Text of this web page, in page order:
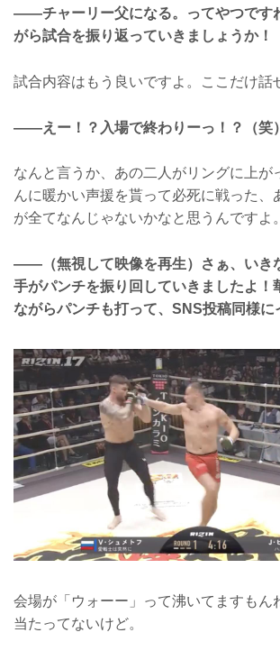
――チャーリー父になる。ってやつです
がら試合を振り返っていきましょうか！
試合内容はもう良いですよ。ここだけ話
――えー！？入場で終わりーっ！？（笑）
なんと言うか、あの二人がリングに上が
んに暖かい声援を貰って必死に戦った、
が全てなんじゃないかなと思うんですよ。
――（無視して映像を再生）さぁ、いき
手がパンチを振り回していきましたよ！
ながらパンチも打って、SNS投稿同様に
会場が「ウォーー」って沸いてますもん
当たってないけど。